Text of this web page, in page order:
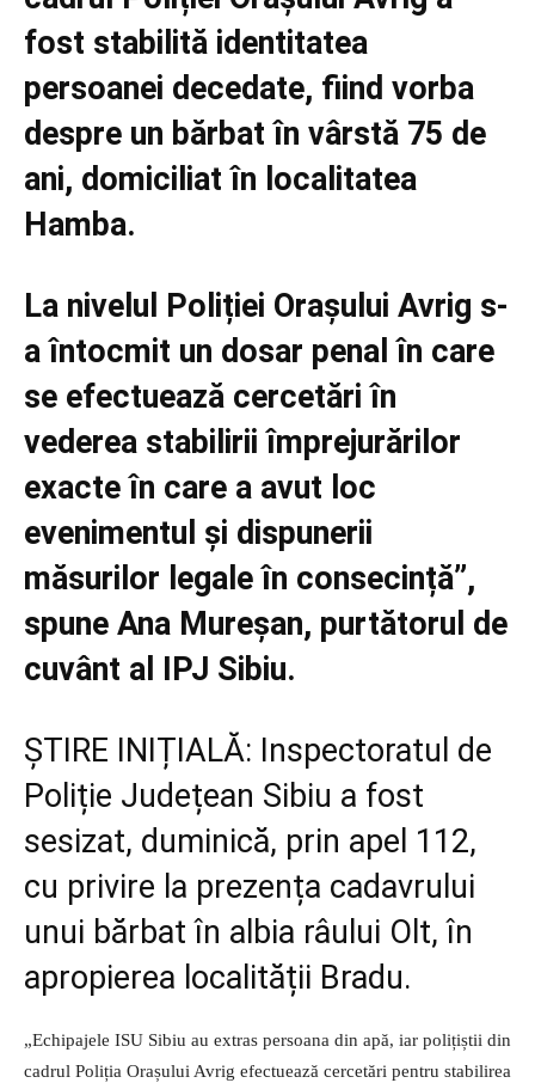
fost stabilită identitatea
persoanei decedate, fiind vorba
despre un bărbat în vârstă 75 de
ani, domiciliat în localitatea
Hamba.
La nivelul Poliției Orașului Avrig s-
a întocmit un dosar penal în care
se efectuează cercetări în
vederea stabilirii împrejurărilor
exacte în care a avut loc
evenimentul și dispunerii
măsurilor legale în consecință”,
spune Ana Mureșan, purtătorul de
cuvânt al IPJ Sibiu.
ȘTIRE INIȚIALĂ: Inspectoratul de
Poliție Județean Sibiu a fost
sesizat, duminică, prin apel 112,
cu privire la prezența cadavrului
unui bărbat în albia râului Olt, în
apropierea localității Bradu.
„Echipajele ISU Sibiu au extras persoana din apă, iar polițiștii din
cadrul Poliția Orașului Avrig efectuează cercetări pentru stabilirea